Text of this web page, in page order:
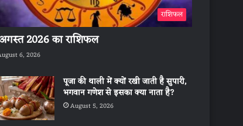
राशिफल
2026 का राशिफल
6, 2026
पूजा की थाली में क्यों रखी जाती है सुपारी,
भगवान गणेश से इसका क्या नाता है?
August 5, 2026